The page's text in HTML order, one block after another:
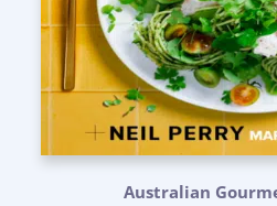
Australian